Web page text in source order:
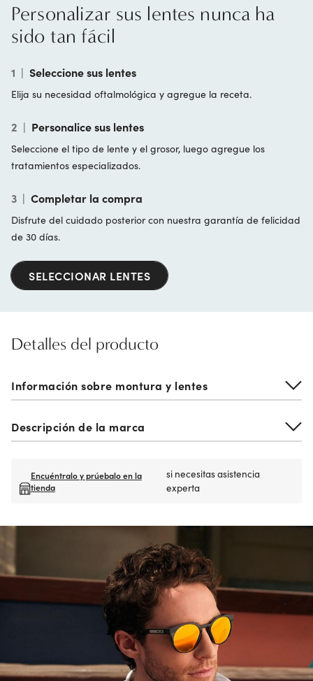
Personalizar sus lentes nunca ha
sido tan fácil
1 | Seleccione sus lentes
Elija su necesidad oftalmológica y agregue la receta.
2 | Personalice sus lentes
Seleccione el tipo de lente y el grosor, luego agregue los
tratamientos especializados.
3 | Completar la compra
Disfrute del cuidado posterior con nuestra garantía de felicidad
de 30 días.
SELECCIONAR LENTES
Detalles del producto
Información sobre montura y lentes
Descripción de la marca
Encuéntralo y prúebalo en la
tienda
si necesitas asistencia
experta